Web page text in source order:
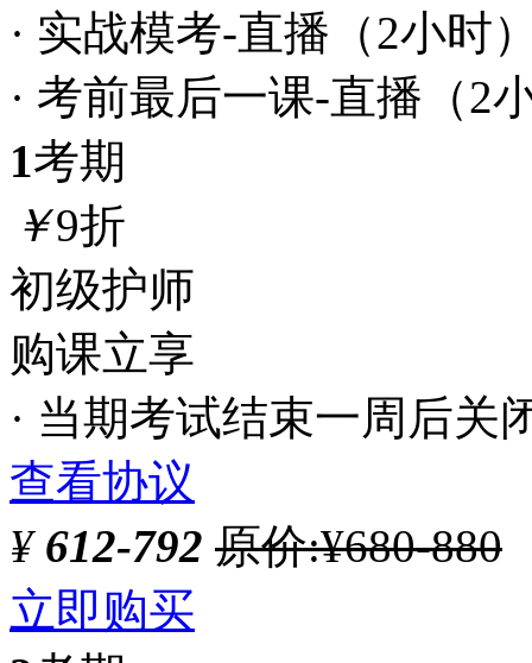
· 实战模考-直播（2小时
· 考前最后一课-直播（2
1考期
￥9折
初级护师
购课立享
· 当期考试结束一周后关
查看协议
¥ 612-792 原价:¥680-880
立即购买